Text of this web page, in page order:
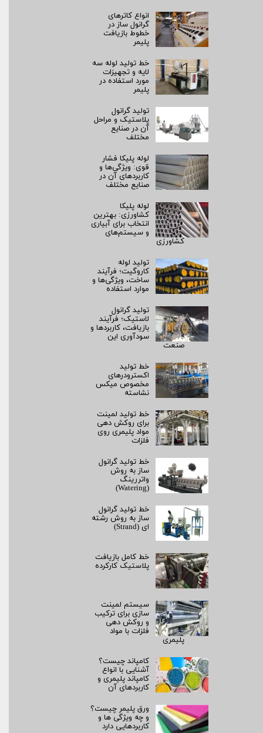
انواع کاترهای
گرانول ساز در
خطوط بازیافت
پلیمر
خط تولید لوله سه
لایه و تجهیزات
مورد استفاده در
پلیمر
تولید گرانول
پلاستیک و مراحل
آن در صنایع
مختلف
لوله پلیکا فشار
قوی: ویژگی‌ها و
کاربردهای آن در
صنایع مختلف
لوله پلیکا
کشاورزی: بهترین
انتخاب برای آبیاری
و سیستم‌های
کشاورزی
تولید لوله
کاروگیت؛ فرآیند
ساخت، ویژگی‌ها و
موارد استفاده
تولید گرانول
لاستیک؛ فرآیند
بازیافت، کاربردها و
سودآوری این
صنعت
خط تولید
اکسترودرهای
مخصوص میکس
نشاسته
خط تولید لمینت
برای روکش‌ دهی
مواد پلیمری روی
فلزات
خط تولید گرانول
ساز به روش
واتررینگ
(Watering)
خط تولید گرانول
ساز به روش رشته‌
ای (Strand)
خط کامل بازیافت
پلاستیک کارکرده
سیستم لمینت‌
سازی برای ترکیب
و روکش‌ دهی
فلزات با مواد
پلیمری
کامپاند چیست؟
آشنایی با انواع
کامپاند پلیمری و
کاربردهای آن
ورق پلیمر چیست؟
و چه ویژگی ها و
کاربردهایی دارد